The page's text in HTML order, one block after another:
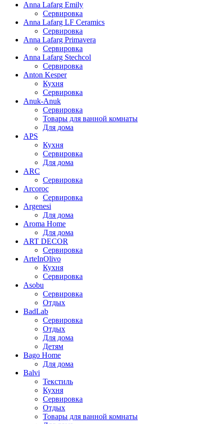
Anna Lafarg Emily
Сервировка
Anna Lafarg LF Ceramics
Сервировка
Anna Lafarg Primavera
Сервировка
Anna Lafarg Stechcol
Сервировка
Anton Kesper
Кухня
Сервировка
Anuk-Anuk
Сервировка
Товары для ванной комнаты
Для дома
APS
Кухня
Сервировка
Для дома
ARC
Сервировка
Arcoroc
Сервировка
Argenesi
Для дома
Aroma Home
Для дома
ART DECOR
Сервировка
ArteInOlivo
Кухня
Сервировка
Asobu
Сервировка
Отдых
BadLab
Сервировка
Отдых
Для дома
Детям
Bago Home
Для дома
Balvi
Текстиль
Кухня
Сервировка
Отдых
Товары для ванной комнаты